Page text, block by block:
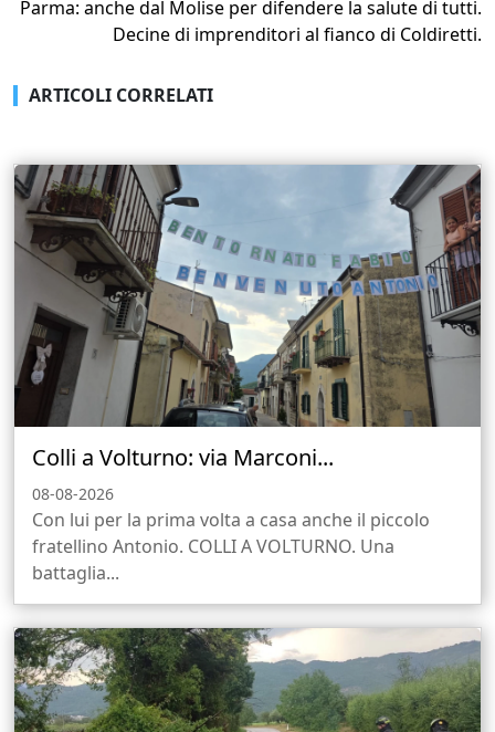
Parma: anche dal Molise per difendere la salute di tutti.
Decine di imprenditori al fianco di Coldiretti.
ARTICOLI CORRELATI
Colli a Volturno: via Marconi...
08-08-2026
Con lui per la prima volta a casa anche il piccolo
fratellino Antonio. COLLI A VOLTURNO. Una
battaglia...